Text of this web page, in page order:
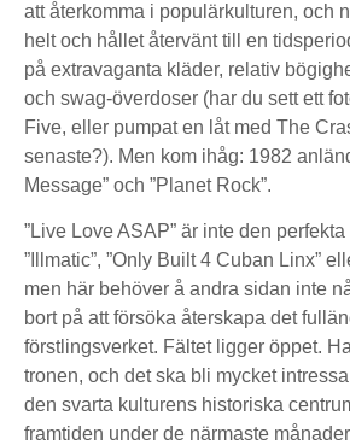
att återkomma i populärkulturen, och
helt och hållet återvänt till en
på extravaganta kläder, relativ
och swag-överdoser (har du sett ett
Five, eller pumpat en låt med The
senaste?). Men kom ihåg: 1982
Message” och ”Planet Rock”.
”Live Love ASAP” är inte den
”Illmatic”, ”Only Built 4 Cuban Linx”
men här behöver å andra sidan inte
bort på att försöka återskapa det
förstlingsverket. Fältet ligger öppet.
tronen, och det ska bli mycket
den svarta kulturens historiska
framtiden under de närmaste